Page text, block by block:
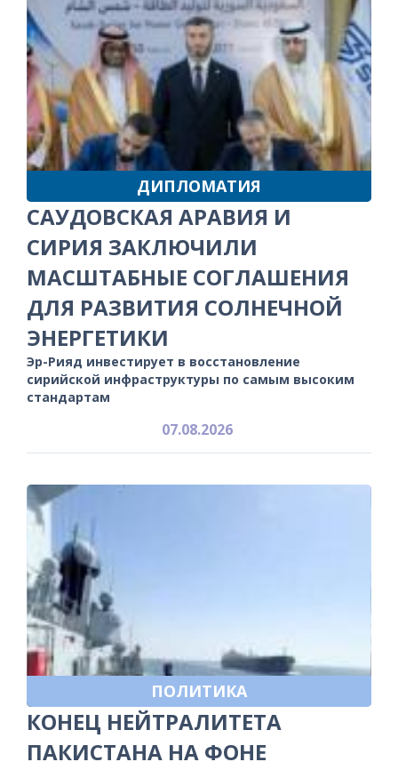
ДИПЛОМАТИЯ
САУДОВСКАЯ АРАВИЯ И
СИРИЯ ЗАКЛЮЧИЛИ
МАСШТАБНЫЕ СОГЛАШЕНИЯ
ДЛЯ РАЗВИТИЯ СОЛНЕЧНОЙ
ЭНЕРГЕТИКИ
Эр-Рияд инвестирует в восстановление
сирийской инфраструктуры по самым высоким
стандартам
07.08.2026
ПОЛИТИКА
КОНЕЦ НЕЙТРАЛИТЕТА
ПАКИСТАНА НА ФОНЕ